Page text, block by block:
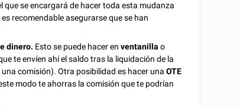
se encargará de hacer toda esta mudanza
recomendable asegurarse que se han
dinero. Esto se puede hacer enventanilla o
te envíen ahí el saldo tras la liquidación de la
comisión). Otra posibilidad es hacer unaOTE
modo te ahorras la comisión que te podrían